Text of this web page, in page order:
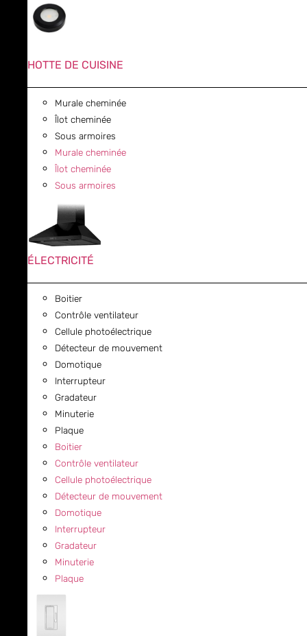
HOTTE DE CUISINE
Murale cheminée
Îlot cheminée
Sous armoires
Murale cheminée
Îlot cheminée
Sous armoires
ÉLECTRICITÉ
Boitier
Contrôle ventilateur
Cellule photoélectrique
Détecteur de mouvement
Domotique
Interrupteur
Gradateur
Minuterie
Plaque
Boitier
Contrôle ventilateur
Cellule photoélectrique
Détecteur de mouvement
Domotique
Interrupteur
Gradateur
Minuterie
Plaque